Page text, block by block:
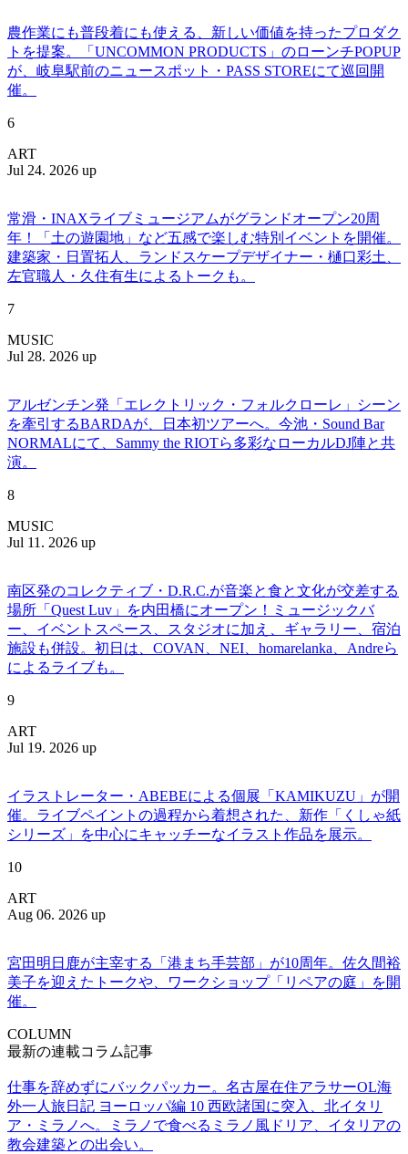
農作業にも普段着にも使える、新しい価値を持ったプロダク
トを提案。「UNCOMMON PRODUCTS」のローンチPOPUP
が、岐阜駅前のニュースポット・PASS STOREにて巡回開
催。
6
ART
Jul 24. 2026 up
常滑・INAXライブミュージアムがグランドオープン20周
年！「土の遊園地」など五感で楽しむ特別イベントを開催。
建築家・日置拓人、ランドスケープデザイナー・樋口彩土、
左官職人・久住有生によるトークも。
7
MUSIC
Jul 28. 2026 up
アルゼンチン発「エレクトリック・フォルクローレ」シーン
を牽引するBARDAが、日本初ツアーへ。今池・Sound Bar
NORMALにて、Sammy the RIOTら多彩なローカルDJ陣と共
演。
8
MUSIC
Jul 11. 2026 up
南区発のコレクティブ・D.R.C.が⾳楽と⾷と⽂化が交差する
場所「Quest Luv」を内田橋にオープン！ミュージックバ
ー、イベントスペース、スタジオに加え、ギャラリー、宿泊
施設も併設。初日は、COVAN、NEI、homarelanka、Andreら
によるライブも。
9
ART
Jul 19. 2026 up
イラストレーター・ABEBEによる個展「KAMIKUZU」が開
催。ライブペイントの過程から着想された、新作「くしゃ紙
シリーズ」を中心にキャッチーなイラスト作品を展示。
10
ART
Aug 06. 2026 up
宮田明日鹿が主宰する「港まち手芸部」が10周年。佐久間裕
美子を迎えたトークや、ワークショップ「リペアの庭」を開
催。
COLUMN
最新の連載コラム記事
仕事を辞めずにバックパッカー。名古屋在住アラサーOL海
外一人旅日記 ヨーロッパ編 10 西欧諸国に突入、北イタリ
ア・ミラノへ。ミラノで食べるミラノ風ドリア、イタリアの
教会建築との出会い。